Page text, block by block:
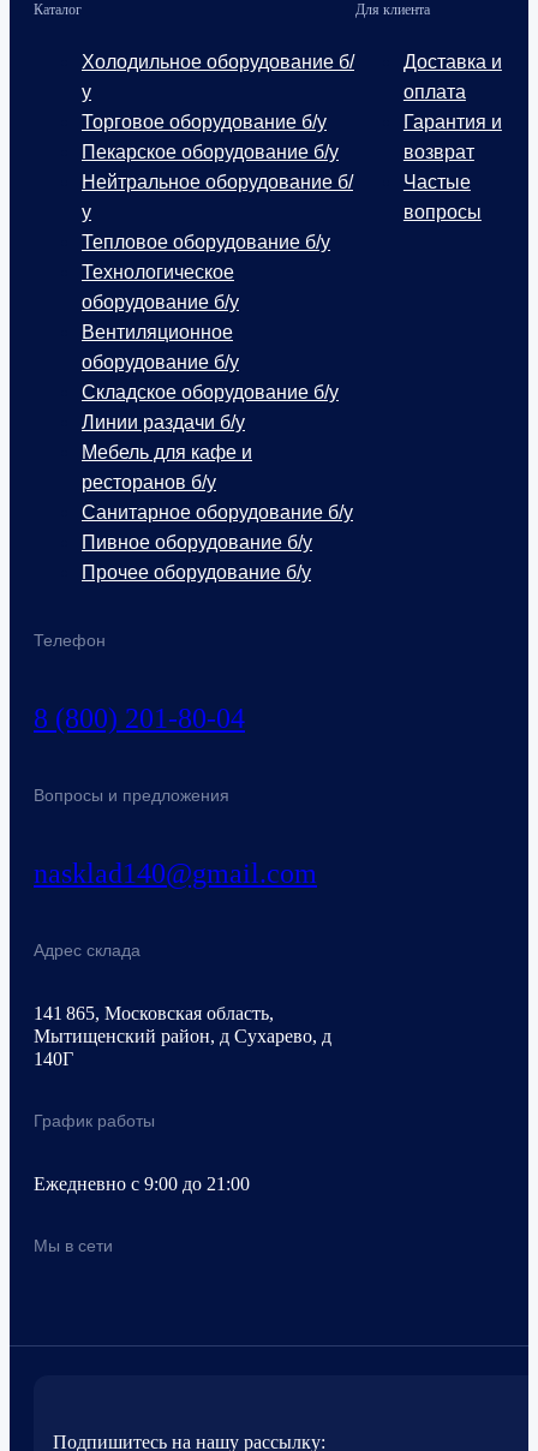
Телефон
8 (800) 201-80-04
Вопросы и предложения
nasklad140@gmail.com
Адрес склада
141 865, Московская область,
Мытищенский район, д Сухарево, д
140Г
График работы
Ежедневно с 9:00 до 21:00
Мы в сети
Каталог
Холодильное оборудование б/
у
Торговое оборудование б/у
Пекарское оборудование б/у
Нейтральное оборудование б/
у
Тепловое оборудование б/у
Технологическое
оборудование б/у
Вентиляционное
оборудование б/у
Складское оборудование б/у
Линии раздачи б/у
Мебель для кафе и
ресторанов б/у
Санитарное оборудование б/у
Пивное оборудование б/у
Прочее оборудование б/у
Для клиента
Доставка и
оплата
Гарантия и
возврат
Частые
вопросы
Подпишитесь на нашу рассылку: